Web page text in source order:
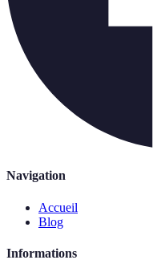
Navigation
Accueil
Blog
Informations